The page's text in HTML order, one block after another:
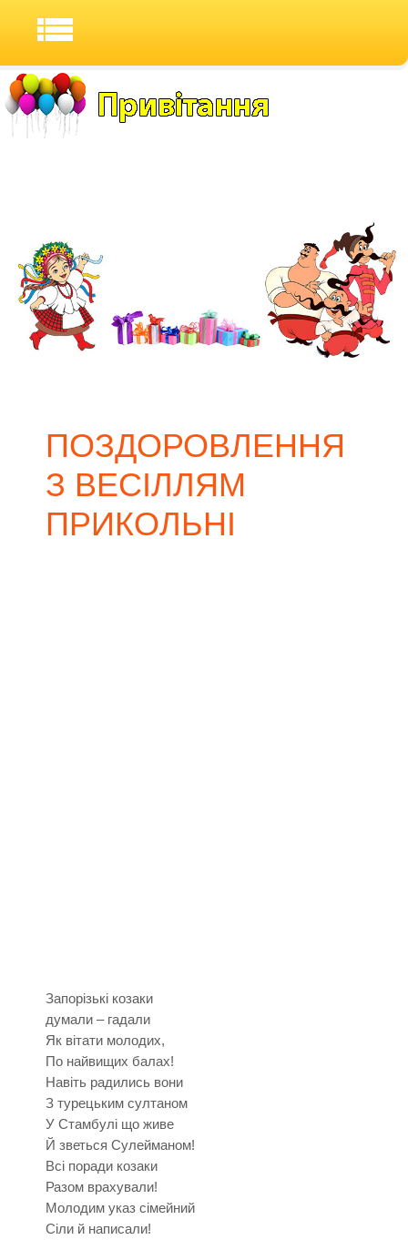
ПОЗДОРОВЛЕННЯ
З ВЕСІЛЛЯМ
ПРИКОЛЬНІ
Запорізькі козаки
думали – гадали
Як вітати молодих,
По найвищих балах!
Навіть радились вони
З турецьким султаном
У Стамбулі що живе
Й зветься Сулейманом!
Всі поради козаки
Разом врахували!
Молодим указ сімейний
Сіли й написали!